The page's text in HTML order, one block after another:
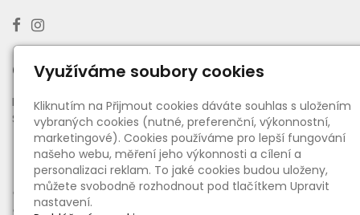
Otevírací doba výdejny
PO - PÁ:08:00 - 16:30
SO:08:00 - 11:00
Informace
● O nás
● Ceny dopravy a platby
Využíváme soubory cookies
Kliknutím na Přijmout cookies dáváte souhlas s uložením
vybraných cookies (nutné, preferenční, výkonnostní,
marketingové). Cookies používáme pro lepší fungování
našeho webu, měření jeho výkonnosti a cílení a
personalizaci reklam. To jaké cookies budou uloženy,
můžete svobodně rozhodnout pod tlačítkem Upravit
nastavení.